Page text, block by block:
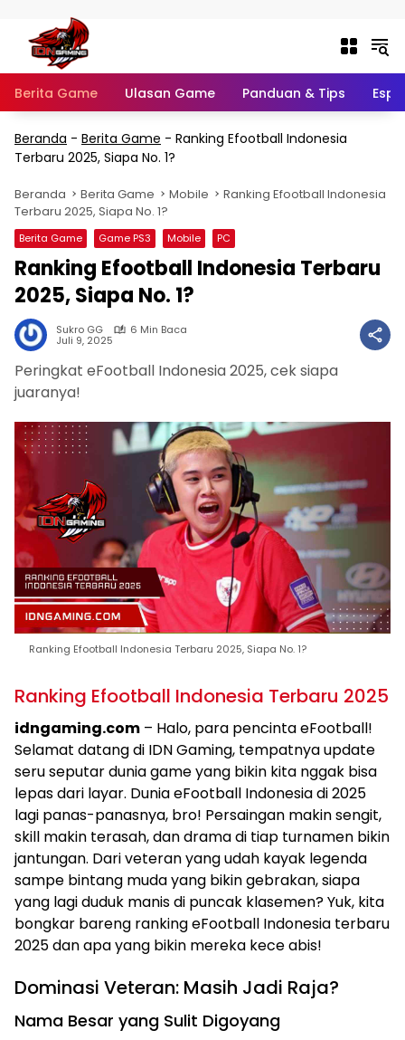
Berita Game Ulasan Game Panduan & Tips
Beranda - Berita Game - Ranking Efootball Indonesia
Terbaru 2025, Siapa No. 1?
Beranda Berita Game Mobile
Ranking Efootball Indonesia
Terbaru 2025, Siapa No. 1?
Berita Game Game PS3 Mobile PC
Ranking Efootball Indonesia Terbaru
2025, Siapa No. 1?
Sukro GG 6 Min Baca
Juli 9, 2025
Peringkat eFootball Indonesia 2025, cek siapa
juaranya!
Ranking Efootball Indonesia Terbaru 2025, Siapa No. 1?
Ranking Efootball Indonesia Terbaru 2025
idngaming.com – Halo, para pencinta eFootball!
Selamat datang di IDN Gaming, tempatnya update
seru seputar dunia game yang bikin kita nggak bisa
lepas dari layar. Dunia eFootball Indonesia di 2025
lagi panas-panasnya, bro! Persaingan makin sengit,
skill makin terasah, dan drama di tiap turnamen bikin
jantungan. Dari veteran yang udah kayak legenda
sampe bintang muda yang bikin gebrakan, siapa
yang lagi duduk manis di puncak klasemen? Yuk, kita
bongkar bareng ranking eFootball Indonesia terbaru
2025 dan apa yang bikin mereka kece abis!
Dominasi Veteran: Masih Jadi Raja?
Nama Besar yang Sulit Digoyang